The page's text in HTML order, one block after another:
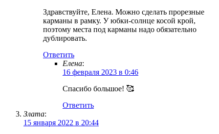
Здравствуйте, Елена. Можно сделать прорезные
карманы в рамку. У юбки-солнце косой крой,
поэтому места под карманы надо обязательно
дублировать.
Ответить
Елена:
16 февраля 2023 в 0:46
Спасибо большое! 🥰
Ответить
Злата:
15 января 2022 в 20:44